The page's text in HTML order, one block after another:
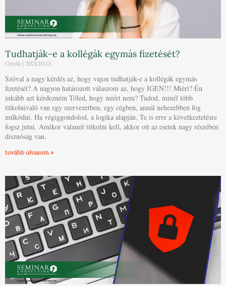
Tudhatják-e a kollégák egymás fizetését?
Gyula 2021.10.13.
Szóval a nagy kérdés az, hogy vajon tudhatják-e a kollégák egymás
fizetését? A nagyon határozott válaszom az, hogy IGEN!!! Miért? Én
inkább azt kérdezném Tőled, hogy miért nem? Tudod, minél több
titkolnivaló van egy szervezetben, egy cégben, annál nehezebben fog
működni. Ha végiggondolod, a logika alapján, Te is erre a következtetésre
fogsz jutni. Amikor valamit titkolni kell, akkor ott az esetek nagy részében
disznóság van.
tovább olvasom »